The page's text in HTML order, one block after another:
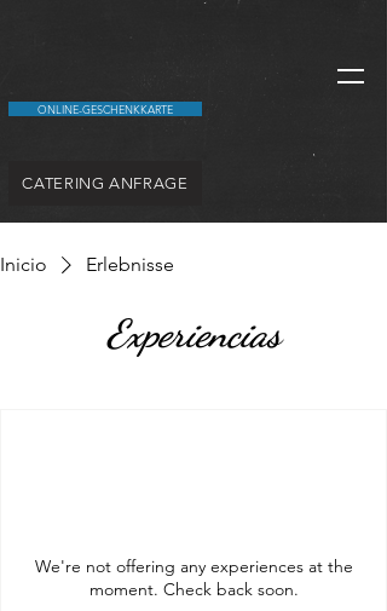
ONLINE-GESCHENKKARTE
CATERING ANFRAGE
Inicio Erlebnisse
Experiencias
We're not offering any experiences at the
moment. Check back soon.